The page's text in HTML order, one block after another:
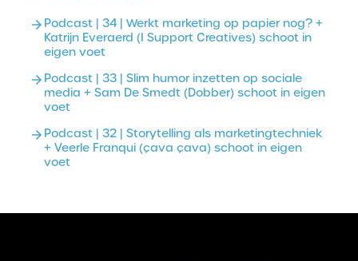
Podcast | 34 | Werkt marketing op papier nog? +
Katrijn Everaerd (I Support Creatives) schoot in
eigen voet
Podcast | 33 | Slim humor inzetten op sociale
media + Sam De Smedt (Dobber) schoot in eigen
voet
Podcast | 32 | Storytelling als marketingtechniek
+ Veerle Franqui (çava çava) schoot in eigen
voet